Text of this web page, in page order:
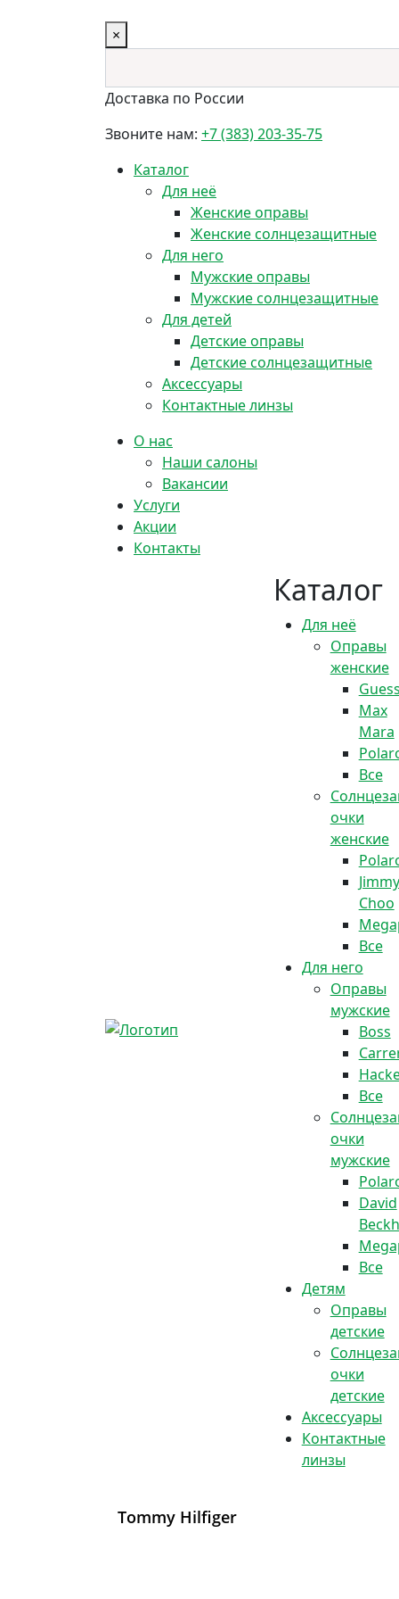
×
Доставка по России
Звоните нам: +7 (383) 203-35-75
Каталог
Для неё
Женские оправы
Женские солнцезащитные
Для него
Мужские оправы
Мужские солнцезащитные
Для детей
Детские оправы
Детские солнцезащитные
Аксессуары
Контактные линзы
О нас
Наши салоны
Вакансии
Услуги
Акции
Контакты
Каталог
Для неё
Оправы
женские
Guess
Max
Mara
Все
очки
женские
Jimmy
Choo
Все
Для него
Оправы
мужские
Boss
Все
очки
мужские
David
Все
Детям
Оправы
детские
очки
детские
Аксессуары
Контактные
линзы
Tommy Hilfiger